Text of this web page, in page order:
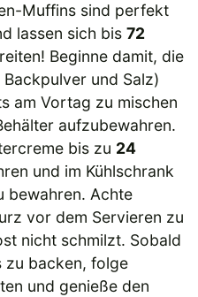
Muffins sind perfekt
lassen sich bis 72
Beginne damit, die
und Salz)
am Vortag zu mischen
aufzubewahren.
bis zu 24
und im Kühlschrank
bewahren. Achte
vor dem Servieren zu
nicht schmilzt. Sobald
zu backen, folge
und genieße den